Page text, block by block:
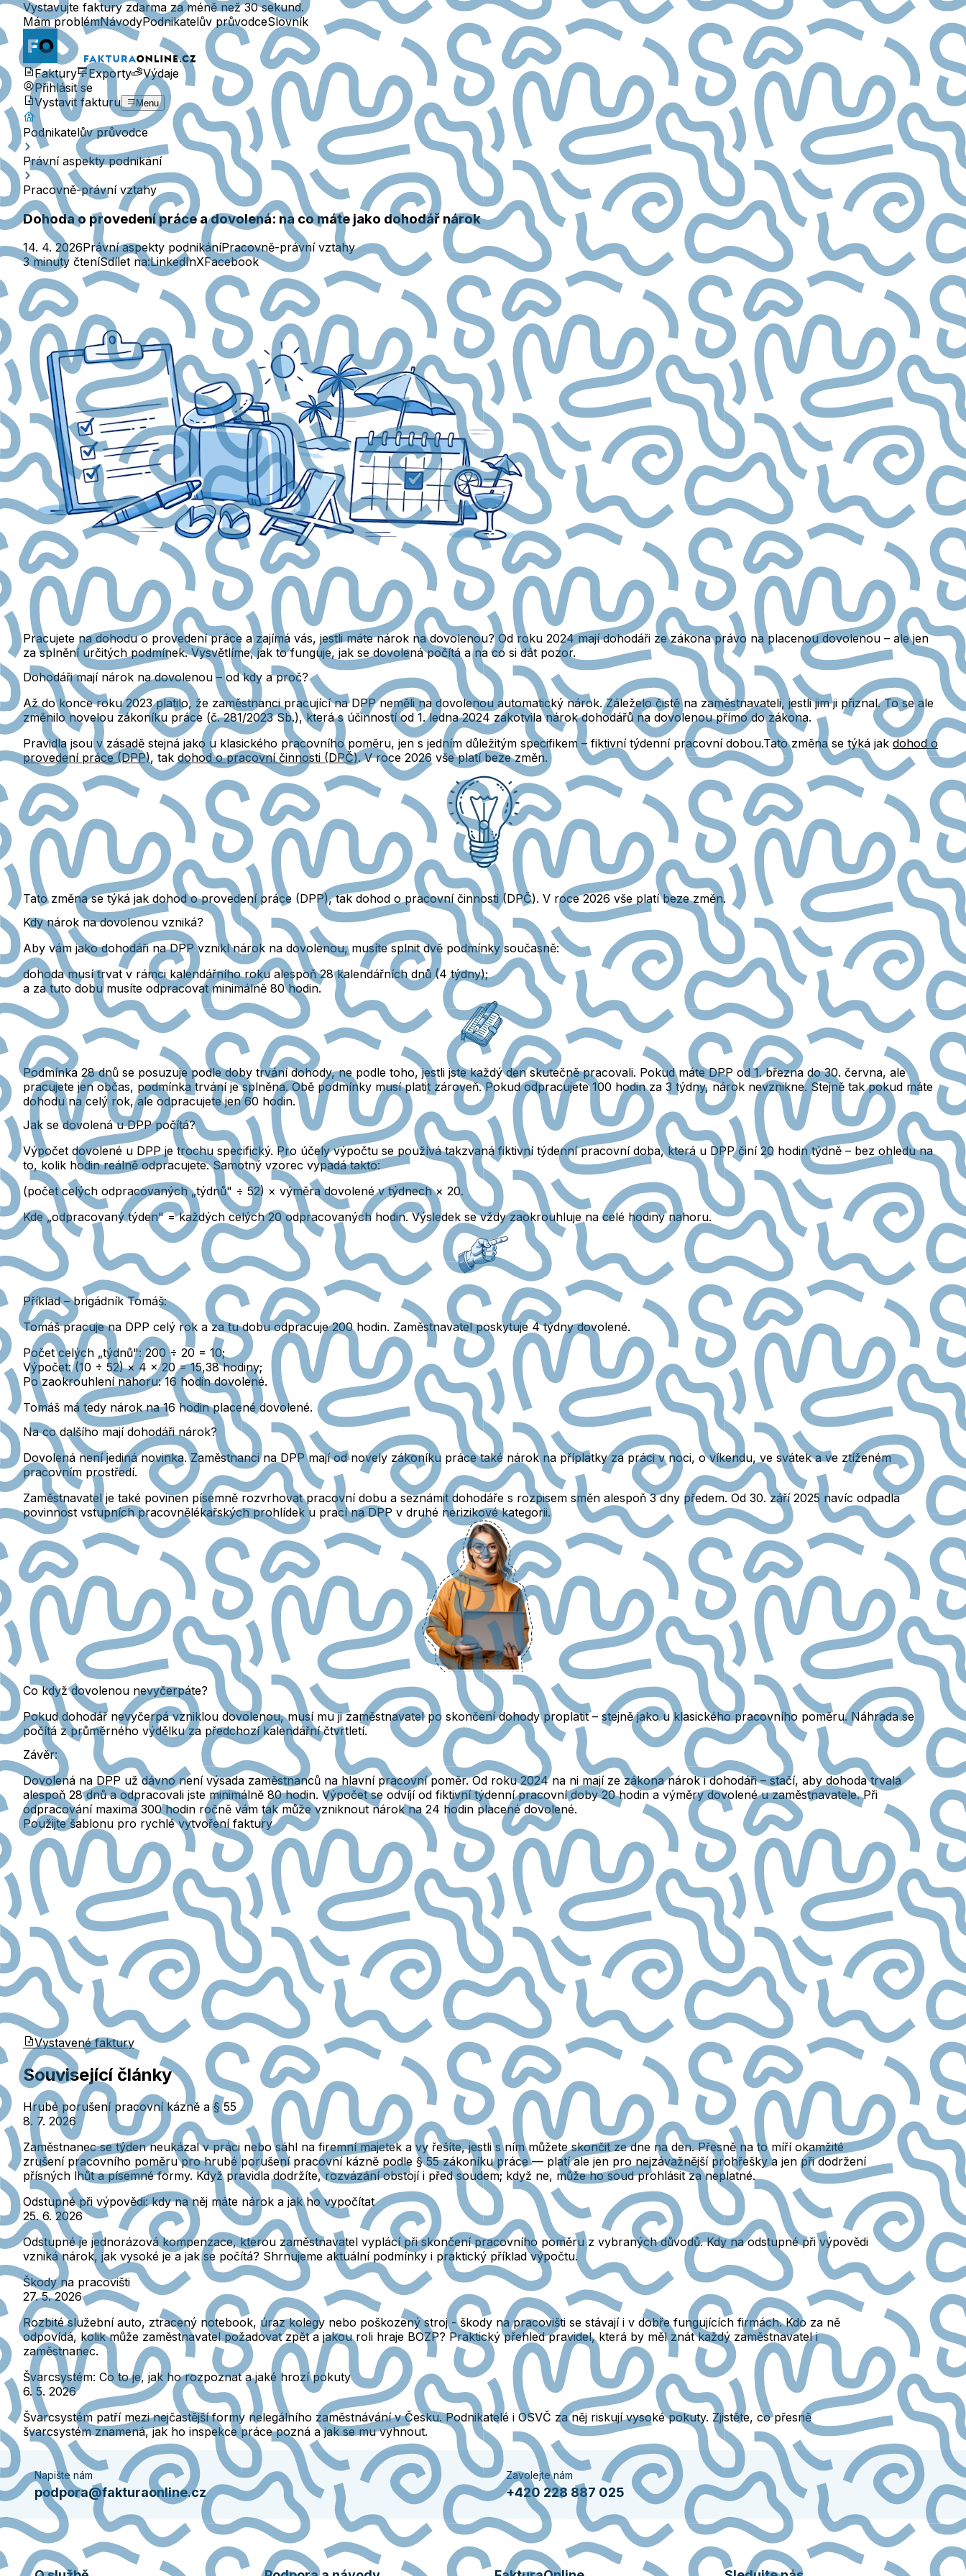
Vystavujte faktury zdarma za méně než 30 sekund.
Mám problémNávodyPodnikatelův průvodceSlovník
Faktury Exporty
Výdaje
Přihlásit se
Vystavit fakturu
Menu
Podnikatelův průvodce
Právní aspekty podnikání
Pracovně-právní vztahy
Dohoda o provedení práce a dovolená: na co máte jako dohodář nárok
14. 4. 2026Právní aspekty podnikáníPracovně-právní vztahy
3 minuty čteníSdílet na:LinkedInXFacebook
Pracujete na dohodu o provedení práce a zajímá vás, jestli máte nárok na dovolenou? Od roku 2024 mají dohodáři ze zákona právo na placenou dovolenou – ale jen
za splnění určitých podmínek. Vysvětlíme, jak to funguje, jak se dovolená počítá a na co si dát pozor.
Dohodáři mají nárok na dovolenou – od kdy a proč?
Až do konce roku 2023 platilo, že zaměstnanci pracující na DPP neměli na dovolenou automatický nárok.Záleželo čistě na zaměstnavateli, jestli jim ji přiznal. To se ale
změnilo novelou zákoníku práce (č. 281/2023 Sb.), která s účinností od 1. ledna 2024 zakotvila nárok dohodářů na dovolenou přímo do zákona.
Pravidla jsou v zásadě stejná jako u klasického pracovního poměru, jen s jedním důležitým specifikem – fiktivní týdenní pracovní dobou.Tato změna se týká jak dohod o
provedení práce (DPP), tak dohod o pracovní činnosti (DPČ). V roce 2026 vše platí beze změn.
Tato změna se týká jak dohod o provedení práce (DPP), tak dohod o pracovní činnosti (DPČ). V roce 2026 vše platí beze změn.
Kdy nárok na dovolenou vzniká?
Aby vám jako dohodáři na DPP vznikl nárok na dovolenou, musíte splnit dvě podmínky současně:
dohoda musí trvat v rámci kalendářníhoroku alespoň 28 kalendářních dnů (4 týdny);
a za tuto dobu musíte odpracovat minimálně 80 hodin.
Podmínka 28 dnů se posuzuje podle doby trvání dohody, ne podle toho, jestli jste každý den skutečně pracovali. Pokud máte DPP od 1. března do 30. června, ale
pracujete jen občas, podmínka trvání je splněna. Obě podmínky musí platit zároveň. Pokud odpracujete 100 hodin za 3 týdny, nárok nevznikne. Stejně tak pokud máte
dohodu na celý rok, ale odpracujete jen 60 hodin.
Jak se dovolená u DPP počítá?
Výpočet dovolené u DPP je trochu specifický. Pro účely výpočtu se používá takzvaná fiktivní týdenní pracovní doba, která u DPP činí 20 hodin týdně – bez ohledu na
to, kolik hodin reálně odpracujete.Samotný vzorec vypadá takto:
(počet celých odpracovaných „týdnů" ÷ 52) × výměra dovolené v týdnech × 20.
Kde „odpracovaný týden" =každých celých 20 odpracovaných hodin. Výsledek se vždy zaokrouhluje na celé hodiny nahoru.
Příklad – brigádník Tomáš:
Tomáš pracuje na DPP celý rok a za tu dobu odpracuje 200 hodin. Zaměstnavatel poskytuje 4 týdny dovolené.
Počet celých „týdnů": 200 ÷ 20 = 10;
Výpočet:(10 ÷ 52) × 4 × 20 = 15,38 hodiny;
Po zaokrouhlení nahoru: 16 hodin dovolené.
Tomáš má tedy nárok na 16 hodin placené dovolené.
Na co dalšího mají dohodáři nárok?
Dovolená není jediná novinka. Zaměstnanci na DPP mají od novely zákoníku práce také nárok na příplatky za práci v noci, o víkendu, ve svátek a ve ztíženém
pracovním prostředí.
Zaměstnavatel je také povinen písemně rozvrhovat pracovní dobu a seznámit dohodáře s rozpisem směn alespoň 3 dny předem. Od 30. září 2025 navíc odpadla
povinnost vstupních pracovnělékařských prohlídek u prací na DPP v druhé nerizikové kategorii.
Co když dovolenou nevyčerpáte?
Pokud dohodář nevyčerpá vzniklou dovolenou, musí mu ji zaměstnavatel po skončení dohody proplatit– stejně jako u klasického pracovního poměru. Náhrada se
počítá z průměrného výdělku za předchozí kalendářní čtvrtletí.
Závěr:
Dovolená na DPP už dávno není výsada zaměstnanců na hlavní pracovní poměr. Od roku 2024 na ni mají ze zákona nárok i dohodáři – stačí, aby dohoda trvala
alespoň 28 dnů a odpracovali jste minimálně 80 hodin. Výpočet se odvíjí od fiktivní týdenní pracovní doby 20 hodin a výměry dovolené u zaměstnavatele. Při
odpracování maxima 300 hodin ročně vám tak může vzniknout nárok na 24 hodin placené dovolené.
Použijte šablonu pro rychlé vytvoření faktury
Vystavené faktury
Související články
Hrubé porušení pracovní kázně a § 55
8. 7. 2026
Zaměstnanec se týden neukázal v práci nebo sáhl na firemní majetek a vy řešíte, jestli s ním můžete skončit ze dne na den. Přesně na to míří okamžité
zrušení pracovního poměru pro hrubé porušení pracovní kázně podle § 55 zákoníku práce — platí ale jen pro nejzávažnější prohřešky a jen při dodržení
přísných lhůt a písemné formy. Když pravidla dodržíte, rozvázání obstojí i před soudem; když ne, může ho soud prohlásit za neplatné.
Odstupné při výpovědi: kdy na něj máte nárok a jak ho vypočítat
25. 6. 2026
Odstupné je jednorázová kompenzace, kterou zaměstnavatel vyplácí při skončení pracovního poměru z vybraných důvodů. Kdy na odstupné při výpovědi
vzniká nárok, jak vysoké je a jak se počítá? Shrnujeme aktuální podmínky i praktický příklad výpočtu.
Škody na pracovišti
27. 5. 2026
Rozbité služební auto, ztracený notebook, úraz kolegy nebo poškozený stroj - škody na pracovišti se stávají i v dobře fungujících firmách. Kdo za ně
odpovídá, kolik může zaměstnavatel požadovat zpět a jakou roli hraje BOZP? Praktický přehled pravidel, která by měl znát každý zaměstnavatel i
zaměstnanec.
Švarcsystém: Co to je, jak ho rozpoznat a jaké hrozí pokuty
6. 5. 2026
Švarcsystém patří mezi nejčastější formy nelegálního zaměstnávání v Česku. Podnikatelé i OSVČ za něj riskují vysoké pokuty. Zjistěte, co přesně
švarcsystém znamená, jak ho inspekce práce pozná a jak se mu vyhnout.
Napište nám
podpora@fakturaonline.cz
Zavolejte nám
+420 228 887 025